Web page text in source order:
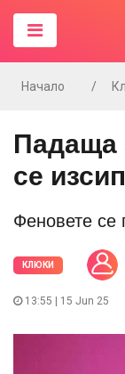
Начало
Падаща
се
Феновете се
КЛЮКИ
13:55 | 15 Jun 25